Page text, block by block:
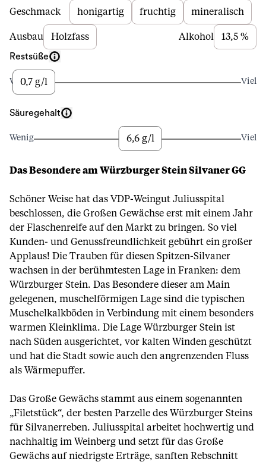
Beschreibung
Geschmack honigartig fruchtig mineralisch
Ausbau Holzfass Alkohol 13,5 %
Restsüße
Wenig0,7 g/l Viel
Säuregehalt
Wenig 6,6 g/l Viel
Das Besondere am Würzburger Stein Silvaner GG
Schöner Weise hat das VDP-Weingut Juliusspital
beschlossen, die Großen Gewächse erst mit einem Jahr
der Flaschenreife auf den Markt zu bringen. So viel
Kunden- und Genussfreundlichkeit gebührt ein großer
Applaus! Die Trauben für diesen Spitzen-Silvaner
wachsen in der berühmtesten Lage in Franken: dem
Würzburger Stein. Das Besondere dieser am Main
gelegenen, muschelförmigen Lage sind die typischen
Muschelkalkböden in Verbindung mit einem besonders
warmen Kleinklima. Die Lage Würzburger Stein ist
nach Süden ausgerichtet, vor kalten Winden geschützt
und hat die Stadt sowie auch den angrenzenden Fluss
als Wärmepuffer.
Das Große Gewächs stammt aus einem sogenannten
„Filetstück“, der besten Parzelle des Würzburger Steins
für Silvanerreben. Juliusspital arbeitet hochwertig und
nachhaltig im Weinberg und setzt für das Große
Gewächs auf niedrigste Erträge, sanften Rebschnitt